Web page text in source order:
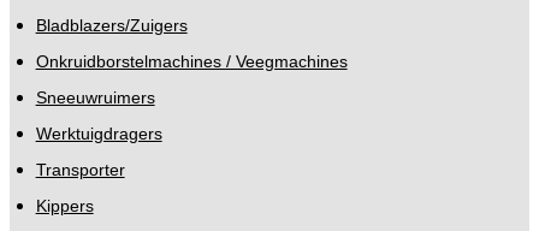
Bladblazers/Zuigers
Onkruidborstelmachines / Veegmachines
Sneeuwruimers
Werktuigdragers
Transporter
Kippers